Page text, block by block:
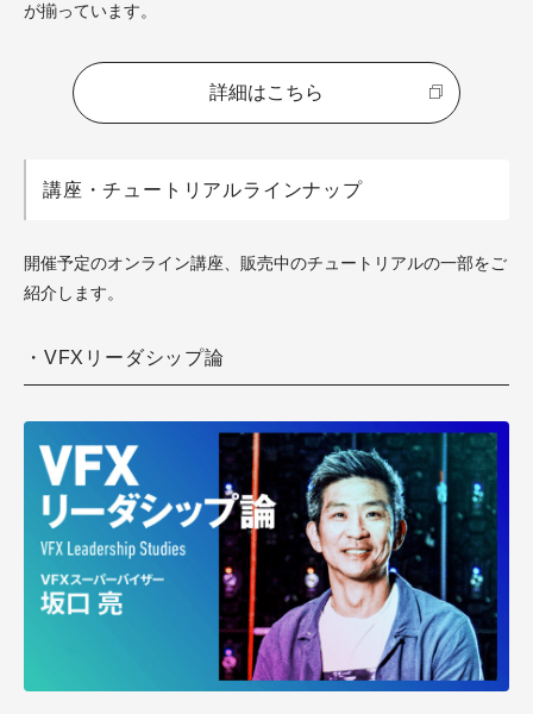
が揃っています。
詳細はこちら
講座・チュートリアルラインナップ
開催予定のオンライン講座、販売中のチュートリアルの一部をご
紹介します。
・VFXリーダシップ論